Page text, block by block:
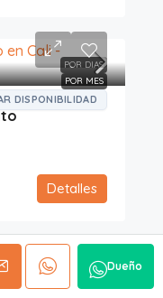
POR DIAS
POR MES
DISPONIBILIDAD
Detalles
son gestionadas
Dueño